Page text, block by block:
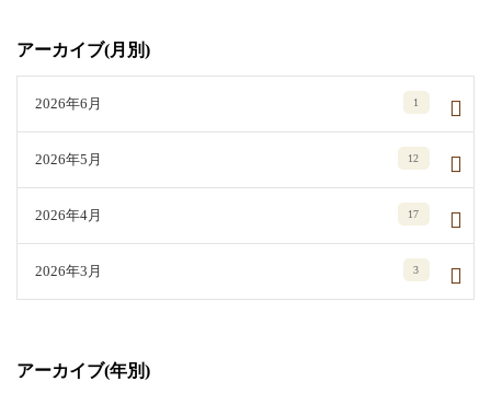
アーカイブ(月別)
2026年6月 1
2026年5月 12
2026年4月 17
2026年3月 3
アーカイブ(年別)